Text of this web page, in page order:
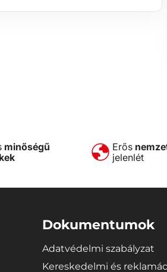
minőségű
Erős
jelenlét
Dokumentumok
Adatvédelmi szabályzat
Kereskedelmi és